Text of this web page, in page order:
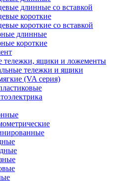
длинные со вставкой
короткие
короткие со вставкой
длинные
короткие
тележки, ящики и ложементы
тележки и ящики
(VA серия)